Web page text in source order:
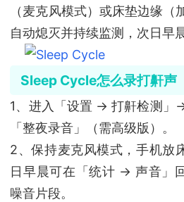
（麦克风模式）或床垫边缘
自动熄灭并持续监测，次日早
Sleep Cycle怎么录打鼾声
1、进入「设置 → 打鼾检测」
「整夜录音」（需高级版）。
2、保持麦克风模式，手机放
日早晨可在「统计 → 声音」
噪音片段。